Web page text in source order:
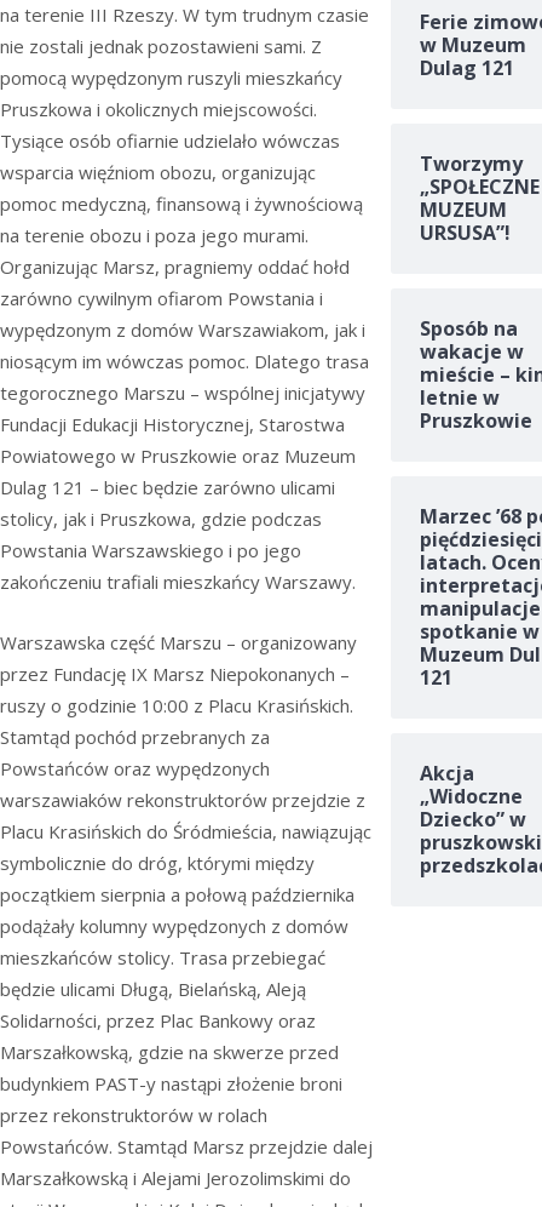
na terenie III Rzeszy. W tym trudnym czasie
nie zostali jednak pozostawieni sami. Z
pomocą wypędzonym ruszyli mieszkańcy
Pruszkowa i okolicznych miejscowości.
Tysiące osób ofiarnie udzielało wówczas
wsparcia więźniom obozu, organizując
pomoc medyczną, finansową i żywnościową
na terenie obozu i poza jego murami.
Organizując Marsz, pragniemy oddać hołd
zarówno cywilnym ofiarom Powstania i
wypędzonym z domów Warszawiakom, jak i
niosącym im wówczas pomoc. Dlatego trasa
tegorocznego Marszu – wspólnej inicjatywy
Fundacji Edukacji Historycznej, Starostwa
Powiatowego w Pruszkowie oraz Muzeum
Dulag 121 – biec będzie zarówno ulicami
stolicy, jak i Pruszkowa, gdzie podczas
Powstania Warszawskiego i po jego
zakończeniu trafiali mieszkańcy Warszawy.
Warszawska część Marszu – organizowany
przez Fundację IX Marsz Niepokonanych –
ruszy o godzinie 10:00 z Placu Krasińskich.
Stamtąd pochód przebranych za
Powstańców oraz wypędzonych
warszawiaków rekonstruktorów przejdzie z
Placu Krasińskich do Śródmieścia, nawiązując
symbolicznie do dróg, którymi między
początkiem sierpnia a połową października
podążały kolumny wypędzonych z domów
mieszkańców stolicy. Trasa przebiegać
będzie ulicami Długą, Bielańską, Aleją
Solidarności, przez Plac Bankowy oraz
Marszałkowską, gdzie na skwerze przed
budynkiem PAST-y nastąpi złożenie broni
przez rekonstruktorów w rolach
Powstańców. Stamtąd Marsz przejdzie dalej
Marszałkowską i Alejami Jerozolimskimi do
Ferie
w Muzeum
Dulag 121
Tworzymy
„SPOŁECZNE
MUZEUM
URSUSA”!
Sposób na
wakacje w
mieście –
letnie w
Pruszkowie
Marzec ’68
latach.
spotkanie w
Muzeum
121
Akcja
„Widoczne
Dziecko” w